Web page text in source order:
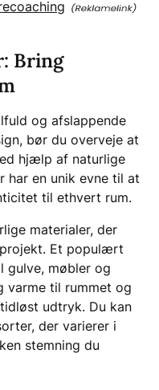
Bring
og afslappende
bør du overveje at
hjælp af naturlige
har en unik evne til at
til ethvert rum.
materialer, der
Et populært
gulve, møbler og
varme til rummet og
udtryk. Du kan
der varierer i
stemning du